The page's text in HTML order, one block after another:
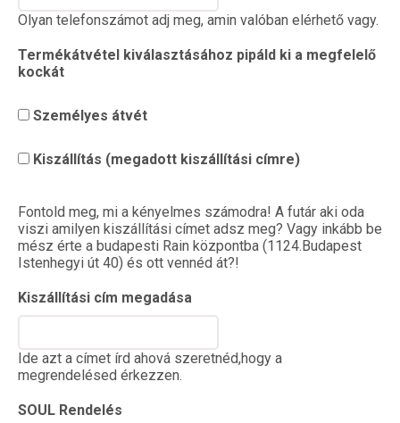
Olyan telefonszámot adj meg, amin valóban elérhető vagy.
Termékátvétel kiválasztásához pipáld ki a megfelelő
kockát
Személyes átvét
Kiszállítás (megadott kiszállítási címre)
Fontold meg, mi a kényelmes számodra! A futár aki oda
viszi amilyen kiszállítási címet adsz meg? Vagy inkább be
mész érte a budapesti Rain központba (1124.Budapest
Istenhegyi út 40) és ott vennéd át?!
Kiszállítási cím megadása
Ide azt a címet írd ahová szeretnéd,hogy a
megrendelésed érkezzen.
SOUL Rendelés